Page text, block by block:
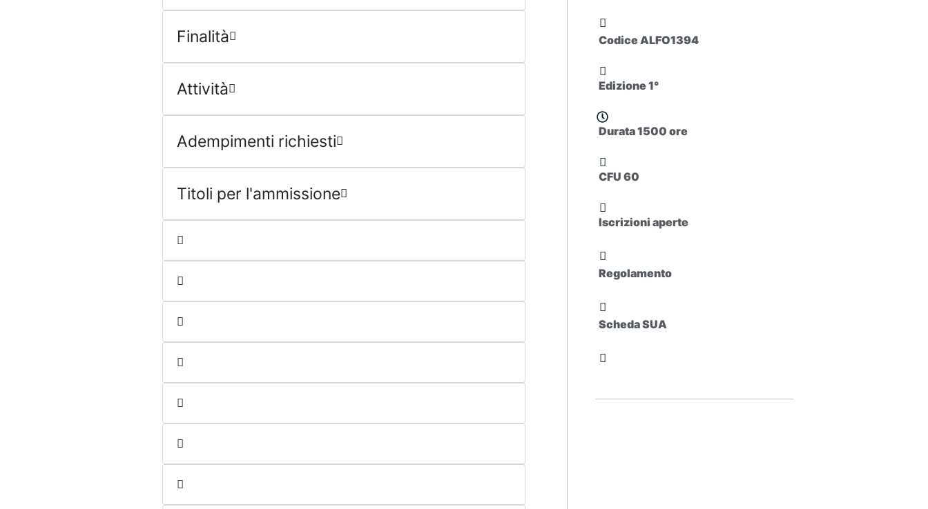
Finalità
Attività
Adempimenti richiesti
Titoli per l'ammissione
Codice ALFO1394
Edizione 1°
Durata 1500 ore
CFU 60
Iscrizioni aperte
Regolamento
Scheda SUA